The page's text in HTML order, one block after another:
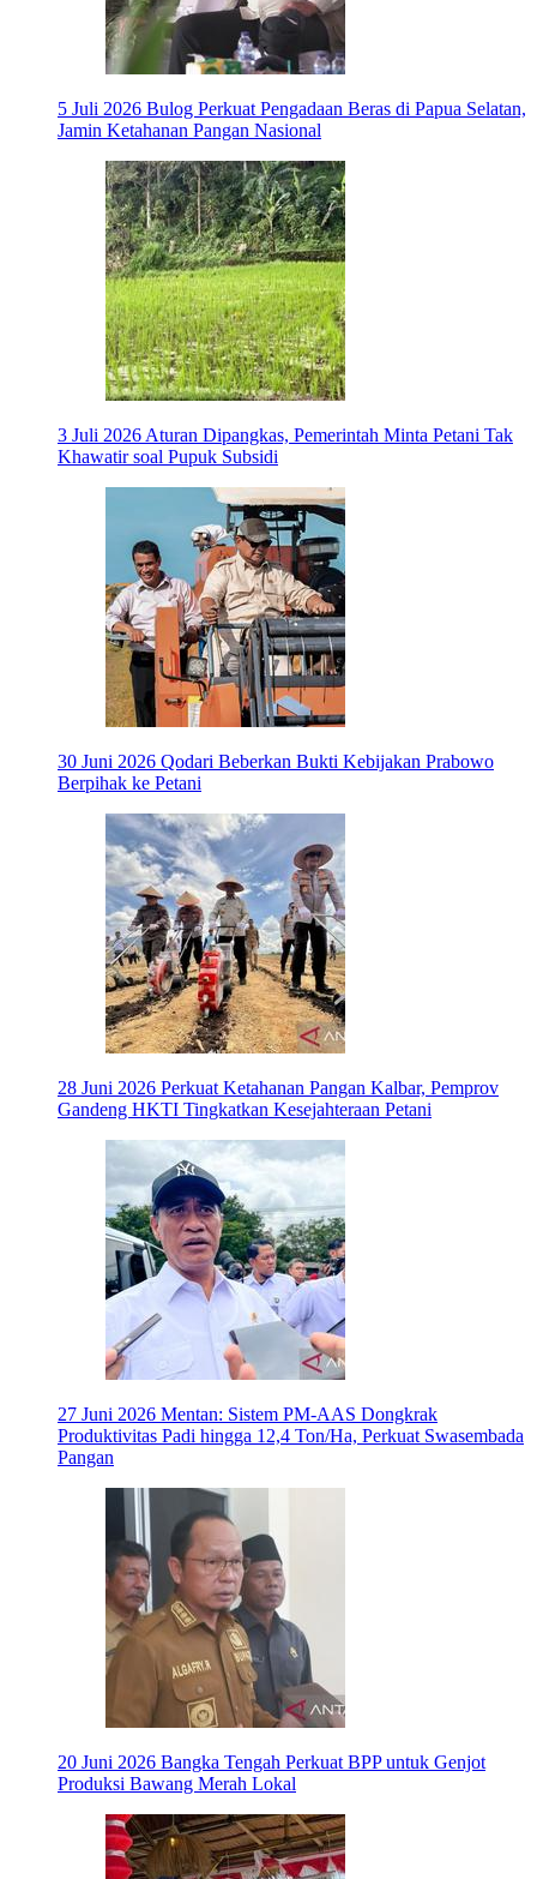
5 Juli 2026 Bulog Perkuat Pengadaan Beras di Papua Selatan,
Jamin Ketahanan Pangan Nasional
3 Juli 2026 Aturan Dipangkas, Pemerintah Minta Petani Tak
Khawatir soal Pupuk Subsidi
30 Juni 2026 Qodari Beberkan Bukti Kebijakan Prabowo
Berpihak ke Petani
28 Juni 2026 Perkuat Ketahanan Pangan Kalbar, Pemprov
Gandeng HKTI Tingkatkan Kesejahteraan Petani
27 Juni 2026 Mentan: Sistem PM-AAS Dongkrak
Produktivitas Padi hingga 12,4 Ton/Ha, Perkuat Swasembada
Pangan
20 Juni 2026 Bangka Tengah Perkuat BPP untuk Genjot
Produksi Bawang Merah Lokal